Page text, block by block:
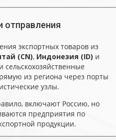
отправления
экспортных товаров из
(CN), Индонезия (ID) и
сельскохозяйственные
из региона через порты
узлы.
включают Россию, но
предприятия по
продукции.